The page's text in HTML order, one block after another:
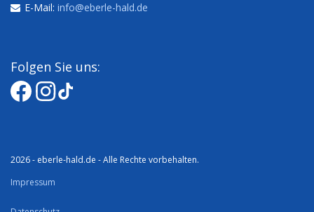
E-Mail: info@eberle-hald.de
Folgen Sie uns:
2026 - eberle-hald.de - Alle Rechte vorbehalten.
Impressum